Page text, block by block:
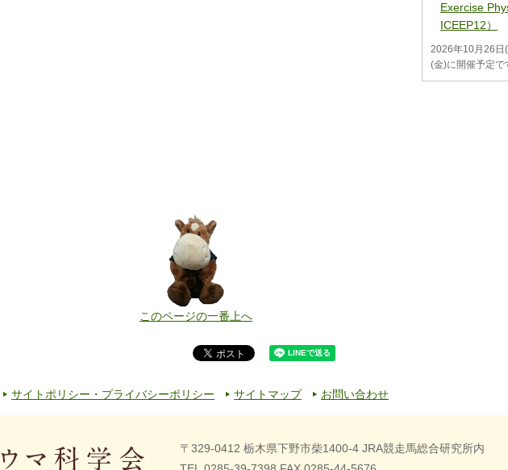
Exercise
ICEEP12）
2026年10月26日
(金)に開催予定で
このページの一番上へ
サイトポリシー・プライバシーポリシー サイトマップ お問い合わせ
〒329-0412 栃木県下野市柴1400-4 JRA競走馬総合研究所内